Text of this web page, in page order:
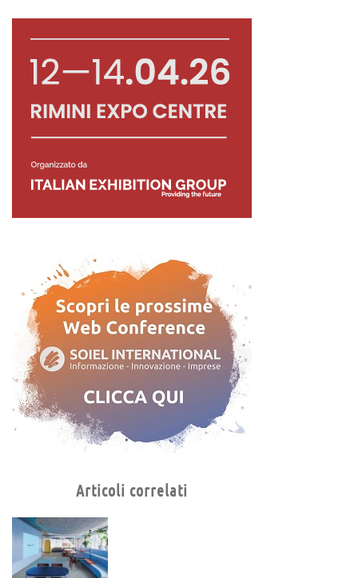
Articoli correlati